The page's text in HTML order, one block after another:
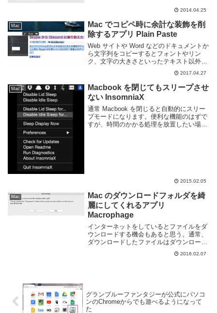
するとスリープまでの時間を一時的に調節
する事ができて便利だ。Caffeine ...
2014.04.25
Mac
Mac でコピペ時に余計な装飾を削
除するアプリ Plain Paste
Web サイトや Word などのドキュメントか
ら文字列をコピーするとフォントやリン
ク、文字の大きさといったテキスト以外の
情報も同時にコピーしてしまいます。こん
な風になりますよね。そういった装飾など
はコピー&ペーストする際に不要な事が多
く、...
2017.04.27
Mac
Macbook を閉じてもスリープさせ
ない InsomniaX
通常 Macbook を閉じると自動的にスリー
プモードになります。便利な機能のはずで
すが、時間のかかる処理を放置したい場合
2015.02.05
Mac
Mac のダウンロードフォルダを綺
麗にしてくれるアプリ
Macrophage
インターネットをしているとファイルをダ
ウンロードする機会もあると思う。通常、
ダウンロードしたファイルはダウンロード
フォルダに保存されます。様々なファイル
をダウンロードしていくとフリーソフトや
2016.02.07
グランブルーファンタジーが公式にパソコ
ンのChromeからでも遊べるようになって
た